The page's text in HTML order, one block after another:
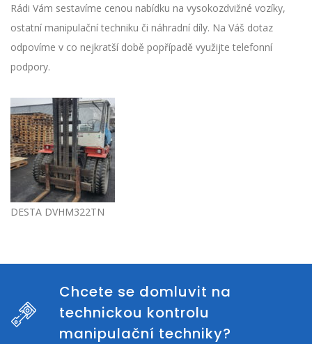
Rádi Vám sestavíme cenou nabídku na vysokozdvižné vozíky,
ostatní manipulační techniku či náhradní díly. Na Váš dotaz
odpovíme v co nejkratší době popřípadě využijte telefonní
podpory.
DESTA DVHM322TN
Chcete se domluvit na
technickou kontrolu
manipulační techniky?